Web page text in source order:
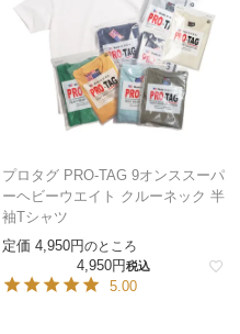
プロタグ PRO-TAG 9オンススーパ
ーヘビーウエイト クルーネック 半
袖Tシャツ
定価 4,950 のところ
4,950 税込
5.00